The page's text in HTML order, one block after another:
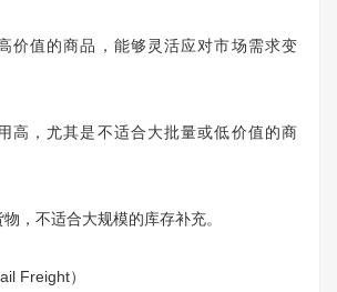
值的商品，能够灵活应对市场需求变
，尤其是不适合大批量或低价值的商
不适合大规模的库存补充。
Freight）